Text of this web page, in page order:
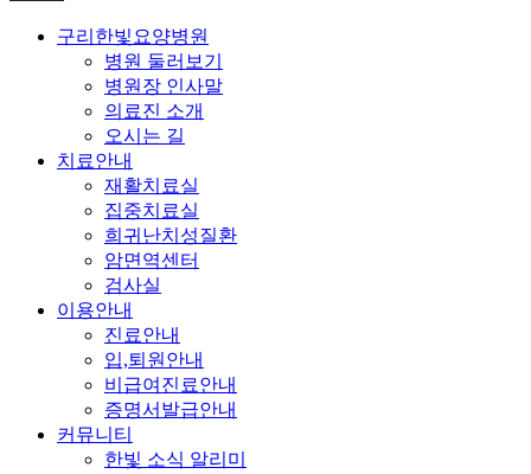
구리한빛요양병원
병원 둘러보기
병원장 인사말
의료진 소개
오시는 길
치료안내
재활치료실
집중치료실
희귀난치성질환
암면역센터
검사실
이용안내
진료안내
입,퇴원안내
비급여진료안내
증명서발급안내
커뮤니티
한빛 소식 알리미